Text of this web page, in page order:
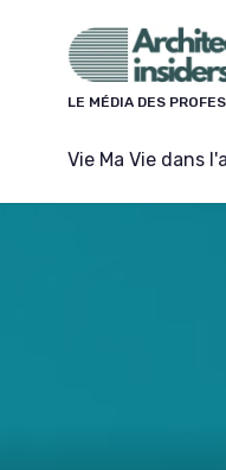
LE MÉDIA DES
Vie Ma Vie dans